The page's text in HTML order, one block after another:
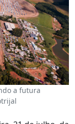
a futura